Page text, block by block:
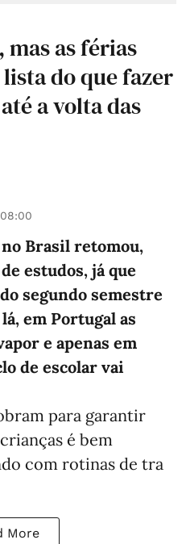
as férias
do que fazer
a volta das
Brasil retomou,
estudos, já que
segundo semestre
em Portugal as
e apenas em
de escolar vai
para garantir
é bem
com rotinas de tra
More